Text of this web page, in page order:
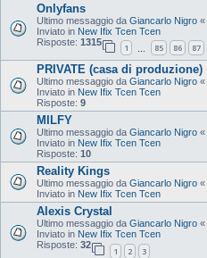
Onlyfans
Ultimo messaggio da Giancarlo Nigro «
Inviato in New Ifix Tcen Tcen
Risposte: 1315
1 85 86 87
PRIVATE (casa di produzione)
Ultimo messaggio da Giancarlo Nigro «
Inviato in New Ifix Tcen Tcen
Risposte: 9
MILFY
Ultimo messaggio da Giancarlo Nigro «
Inviato in New Ifix Tcen Tcen
Risposte: 10
Reality Kings
Ultimo messaggio da Giancarlo Nigro «
Inviato in New Ifix Tcen Tcen
Alexis Crystal
Ultimo messaggio da Giancarlo Nigro «
Inviato in New Ifix Tcen Tcen
Risposte: 32
1 2 3